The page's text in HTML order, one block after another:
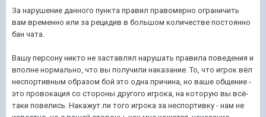
За нарушение данного пункта правил правомерно ограничить
вам временно или за рецидив в большом количестве постоянно
бан чата.
Вашу персону никто не заставлял нарушать правила поведения и
вполне нормально, что вы получили наказание. То, что игрок вёл
неспортивным образом бой это одна причина, но ваше общение -
это провокация со стороны другого игрока, на которую вы всё-
таки повелись. Накажут ли того игрока за неспортивку - нам не